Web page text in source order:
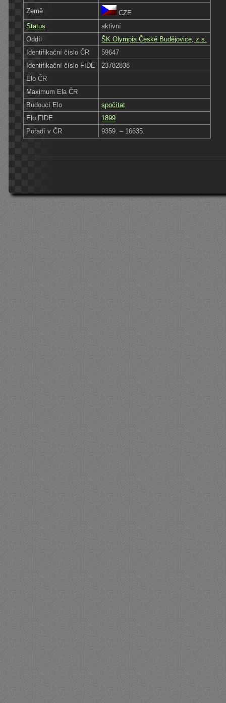
Země
CZE
Status
aktivní
Oddíl
ŠK Olympia České Budějovice, z.s.
Identifikační číslo ČR
59647
Identifikační číslo FIDE
23782838
Elo ČR
Maximum Ela ČR
Budoucí Elo
spočítat
Elo FIDE
1899
Pořadí v ČR
9359. – 16635.